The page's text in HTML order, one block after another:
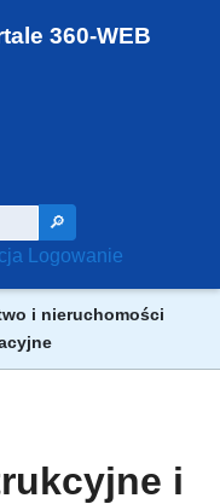
360-WEB
🔎
Logowanie
i nieruchomości
i